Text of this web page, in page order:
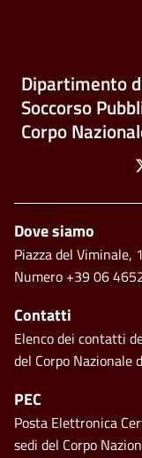
Dipartimento
Soccorso
Corpo
X
Piè di pagina
Dove siamo
Piazza del Viminale,
Numero +39 06
Contatti
Elenco dei contatti
del Corpo Nazionale
PEC
Posta Elettronica
sedi del Corpo